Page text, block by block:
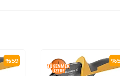
%59 %